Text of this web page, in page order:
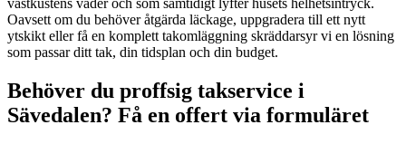
Oavsett om du behöver åtgärda läckage, uppgradera till ett nytt
ytskikt eller få en komplett takomläggning skräddarsyr vi en lösning
som passar ditt tak, din tidsplan och din budget.
Behöver du proffsig takservice i
Sävedalen? Få en offert via formuläret